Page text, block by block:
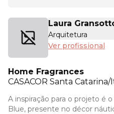
Laura
Arquitetura
Ver profissional
Home Fragrances
CASACOR Santa Catarina/
A inspiração para o projeto é
Blue, presente no décor